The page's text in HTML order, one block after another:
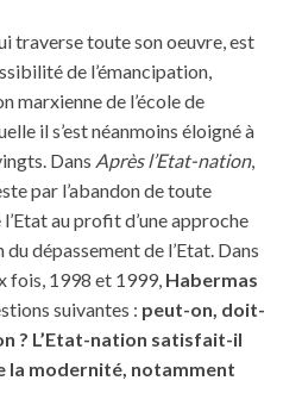
traverse toute son oeuvre, est
de l’émancipation,
marxienne de l’école de
il s’est néanmoins éloigné à
Dans Après l’Etat-nation,
par l’abandon de toute
au profit d’une approche
dépassement de l’Etat. Dans
fois, 1998 et 1999, Habermas
suivantes : peut-on, doit-
? L’Etat-nation satisfait-il
la modernité, notamment